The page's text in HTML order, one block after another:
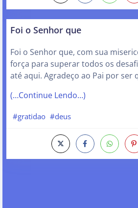
Foi o Senhor que
Foi o Senhor que, com sua
força para superar todos os
até aqui. Agradeço ao Pai por ser
(…Continue Lendo…)
#gratidao #deus